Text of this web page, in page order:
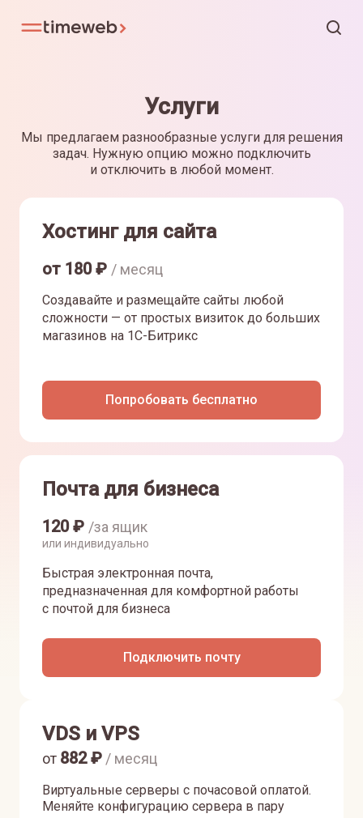
Услуги
Мы предлагаем разнообразные услуги для решения
задач. Нужную опцию можно подключить
и отключить в любой момент.
Хостинг для сайта
от 180₽ / месяц
Создавайте и размещайте сайты любой
сложности — от простых визиток до больших
магазинов на 1С-Битрикс
Попробовать бесплатно
Почта для бизнеса
120₽ /за ящик
или индивидуально
Быстрая электронная почта,
предназначенная для комфортной работы
с почтой для бизнеса
Подключить почту
VDS и VPS
Виртуальные серверы с почасовой оплатой.
Меняйте конфигурацию сервера в пару
от 882₽ / месяц